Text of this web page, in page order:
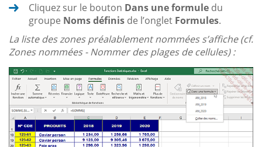
Cliquez sur le bouton Dans une formule du
groupe Noms définis de l’onglet Formules.
La liste des zones préalablement nommées s’affiche (cf.
Zones nommées - Nommer des plages de cellules) :